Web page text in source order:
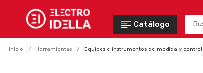
Catálogo
Inicio Herramientas Equipos e instrumentos de medida y control